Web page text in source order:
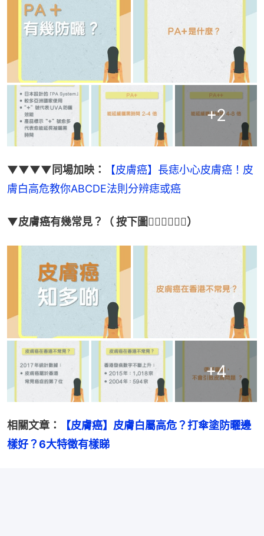
+2
▼▼▼▼同場加映：
【皮膚癌】長痣小心皮膚癌！皮
膚白高危教你ABCDE法則分辨痣或癌
▼皮膚癌有幾常見？（ 按下圖👇🏻👇🏻👇🏻）
+4
相關文章：
【皮膚癌】皮膚白屬高危？打傘塗防曬邊
樣好？6大特徵有樣睇